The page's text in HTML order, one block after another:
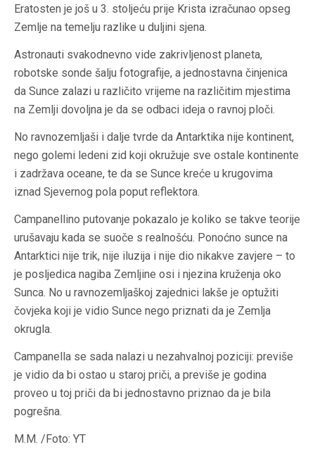
Eratosten je još u 3. stoljeću prije Krista izračunao opseg
Zemlje na temelju razlike u duljini sjena.
Astronauti svakodnevno vide zakrivljenost planeta,
robotske sonde šalju fotografije, a jednostavna činjenica
da Sunce zalazi u različito vrijeme na različitim mjestima
na Zemlji dovoljna je da se odbaci ideja o ravnoj ploči.
No ravnozemljaši i dalje tvrde da Antarktika nije kontinent,
nego golemi ledeni zid koji okružuje sve ostale kontinente
i zadržava oceane, te da se Sunce kreće u krugovima
iznad Sjevernog pola poput reflektora.
Campanellino putovanje pokazalo je koliko se takve teorije
urušavaju kada se suoče s realnošću. Ponoćno sunce na
Antarktici nije trik, nije iluzija i nije dio nikakve zavjere – to
je posljedica nagiba Zemljine osi i njezina kruženja oko
Sunca. No u ravnozemljaškoj zajednici lakše je optužiti
čovjeka koji je vidio Sunce nego priznati da je Zemlja
okrugla.
Campanella se sada nalazi u nezahvalnoj poziciji: previše
je vidio da bi ostao u staroj priči, a previše je godina
proveo u toj priči da bi jednostavno priznao da je bila
pogrešna.
M.M. /Foto: YT